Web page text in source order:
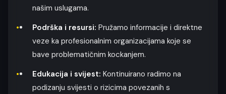
našim uslugama.
Podrška i resursi: Pružamo informacije i direktne
veze ka profesionalnim organizacijama koje se
bave problematičnim kockanjem.
Edukacija i svijest: Kontinuirano radimo na
podizanju svijesti o rizicima povezanih s